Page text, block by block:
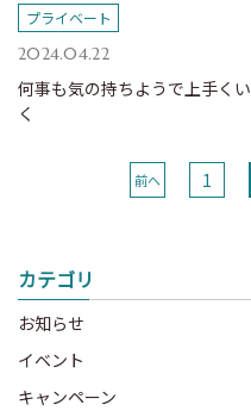
プライベート
2024.04.22
何事も気の持ちようで上手くい
く
前へ 1
カテゴリ
お知らせ
イベント
キャンペーン